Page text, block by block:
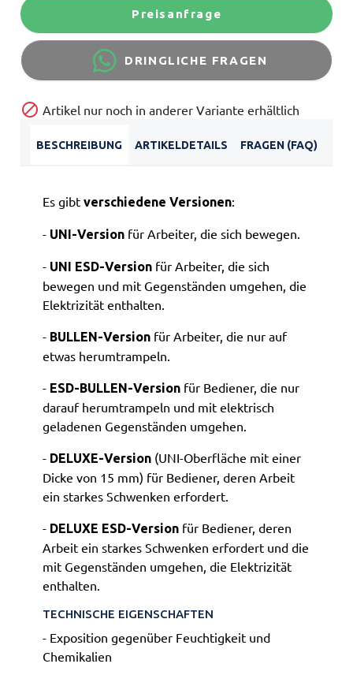
Preisanfrage
DRINGLICHE FRAGEN
 Artikel nur noch in anderer Variante erhältlich
BESCHREIBUNG ARTIKELDETAILS FRAGEN (FAQ)
Es gibtverschiedene Versionen:
- UNI-Version für Arbeiter, die sich bewegen.
- UNI ESD-Version für Arbeiter, die sich
bewegen und mit Gegenständen umgehen, die
Elektrizität enthalten.
- BULLEN-Version für Arbeiter, die nur auf
etwas herumtrampeln.
- ESD-BULLEN-Version für Bediener, die nur
darauf herumtrampeln und mit elektrisch
geladenen Gegenständen umgehen.
- DELUXE-Version (UNI-Oberfläche mit einer
Dicke von 15 mm) für Bediener, deren Arbeit
ein starkes Schwenken erfordert.
- DELUXE ESD-Version für Bediener, deren
Arbeit ein starkes Schwenken erfordert und die
mit Gegenständen umgehen, die Elektrizität
enthalten.
TECHNISCHE EIGENSCHAFTEN
- Exposition gegenüber Feuchtigkeit und
Chemikalien